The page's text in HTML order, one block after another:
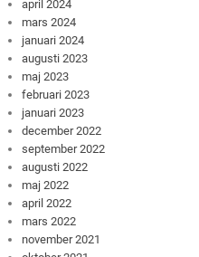
april 2024
mars 2024
januari 2024
augusti 2023
maj 2023
februari 2023
januari 2023
december 2022
september 2022
augusti 2022
maj 2022
april 2022
mars 2022
november 2021